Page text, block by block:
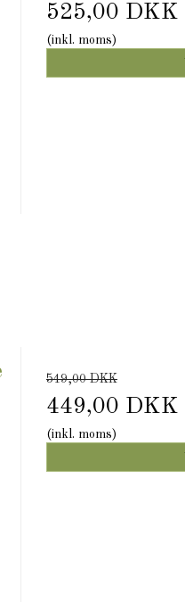
525,00 DKK
(inkl. moms)
549,00 DKK
449,00 DKK
(inkl. moms)